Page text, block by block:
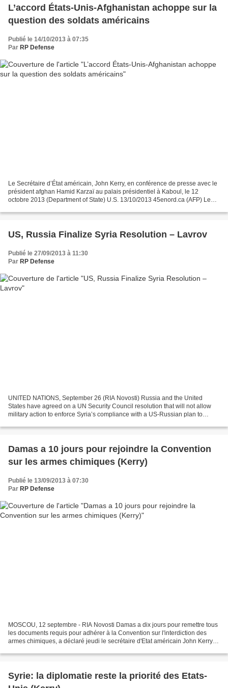
L’accord États-Unis-Afghanistan achoppe sur la
question des soldats américains
Publié le 14/10/2013 à 07:35
Par RP Defense
Le Secrétaire d’État américain, John Kerry, en conférence de presse avec le
président afghan Hamid Karzaï au palais présidentiel à Kaboul, le 12
octobre 2013 (Department of State) U.S. 13/10/2013 45enord.ca (AFP) Le
US, Russia Finalize Syria Resolution – Lavrov
Publié le 27/09/2013 à 11:30
Par RP Defense
UNITED NATIONS, September 26 (RIA Novosti) Russia and the United
States have agreed on a UN Security Council resolution that will not allow
military action to enforce Syria’s compliance with a US-Russian plan to
Damas a 10 jours pour rejoindre la Convention
sur les armes chimiques (Kerry)
Publié le 13/09/2013 à 07:30
Par RP Defense
MOSCOU, 12 septembre - RIA Novosti Damas a dix jours pour remettre tous
les documents requis pour adhérer à la Convention sur l'interdiction des
armes chimiques, a déclaré jeudi le secrétaire d'Etat américain John Kerry
Syrie: la diplomatie reste la priorité des Etats-